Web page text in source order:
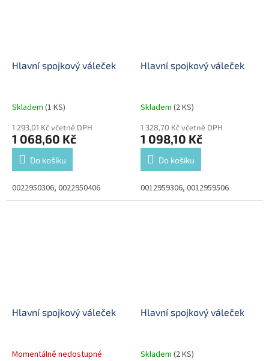
Hlavní spojkový váleček
Skladem (1 KS)
1 293,01 Kč včetně DPH
1 068,60 Kč
Do košíku
0022950306, 0022950406
Hlavní spojkový váleček
Skladem (2 KS)
1 328,70 Kč včetně DPH
1 098,10 Kč
Do košíku
0012959306, 0012959506
Hlavní spojkový váleček
Momentálně nedostupné
Hlavní spojkový váleček
Skladem (2 KS)